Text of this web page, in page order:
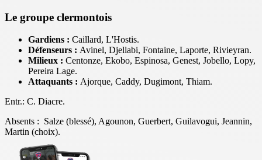
Le groupe clermontois
Gardiens : Caillard, L'Hostis.
Défenseurs : Avinel, Djellabi, Fontaine, Laporte, Rivieyran.
Milieux : Centonze, Ekobo, Espinosa, Genest, Jobello, Lopy,
Pereira Lage.
Attaquants : Ajorque, Caddy, Dugimont, Thiam.
Entr.: C. Diacre.
Absents : Salze (blessé), Agounon, Guerbert, Guilavogui, Jeannin,
Martin (choix).